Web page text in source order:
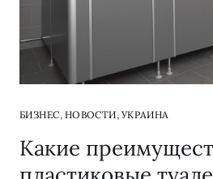
БИЗНЕС, НОВОСТИ, УКРАИНА
Какие